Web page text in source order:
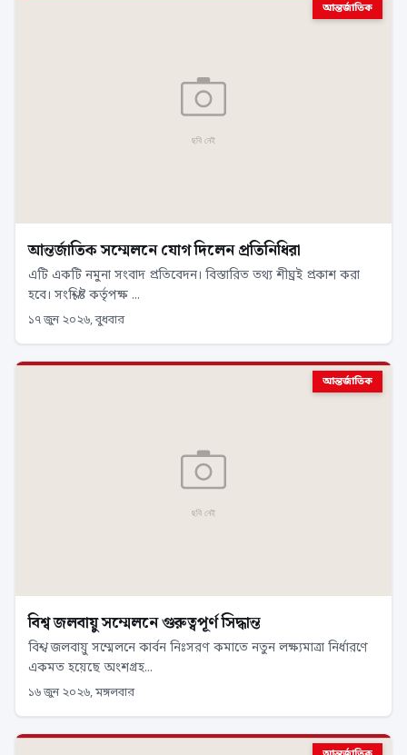
আন্তর্জাতিক
আন্তর্জাতিক সম্মেলনে যোগ দিলেন প্রতিনিধিরা
এটি একটি নমুনা সংবাদ প্রতিবেদন। বিস্তারিত তথ্য শীঘ্রই প্রকাশ করা
হবে। সংশ্লিষ্ট কর্তৃপক্ষ ...
১৭ জুন ২০২৬, বুধবার
আন্তর্জাতিক
বিশ্ব জলবায়ু সম্মেলনে গুরুত্বপূর্ণ সিদ্ধান্ত
বিশ্ব জলবায়ু সম্মেলনে কার্বন নিঃসরণ কমাতে নতুন লক্ষ্যমাত্রা নির্ধারণে
একমত হয়েছে অংশগ্রহ...
১৬ জুন ২০২৬, মঙ্গলবার